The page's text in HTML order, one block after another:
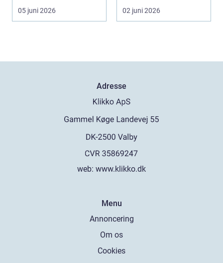
mange faktorer spiller
ind...
05 juni 2026 02 juni 2026
Adresse
web: www.klikko.dk
Menu
Annoncering
Om os
Cookies